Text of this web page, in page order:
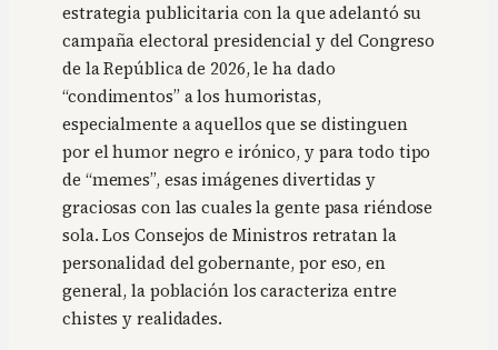
estrategia publicitaria con la que adelantó su
campaña electoral presidencial y del Congreso
de la República de 2026, le ha dado
“condimentos” a los humoristas,
especialmente a aquellos que se distinguen
por el humor negro e irónico, y para todo tipo
de “memes”, esas imágenes divertidas y
graciosas con las cuales la gente pasa riéndose
sola. Los Consejos de Ministros retratan la
personalidad del gobernante, por eso, en
general, la población los caracteriza entre
chistes y realidades.